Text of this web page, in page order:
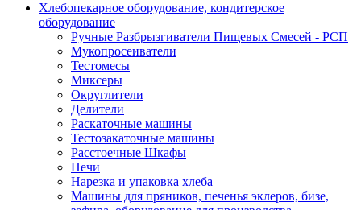
Хлебопекарное оборудование, кондитерское
оборудование
Ручные Разбрызгиватели Пищевых Смесей - РСП
Мукопросеиватели
Тестомесы
Миксеры
Округлители
Делители
Раскаточные машины
Тестозакаточные машины
Расстоечные Шкафы
Печи
Нарезка и упаковка хлеба
Машины для пряников, печенья эклеров, бизе,